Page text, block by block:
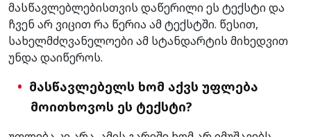
მასწავლებლებისთვის დაწერილი ეს ტექსტი და
ჩვენ არ ვიცით რა წერია ამ ტექსტში. წესით,
სახელმძღვანელოები ამ სტანდარტის მიხედვით
უნდა დაიწეროს.
მასწავლებელს ხომ აქვს უფლება
მოითხოვოს ეს ტექსტი?